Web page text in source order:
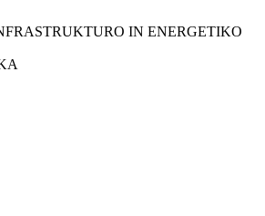
IN ENERGETIKO